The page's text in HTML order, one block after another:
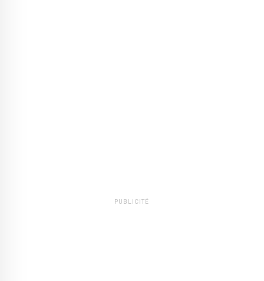
PUBLICITÉ